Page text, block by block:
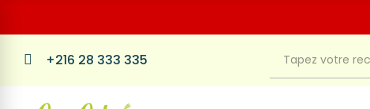
+216 28 333 335